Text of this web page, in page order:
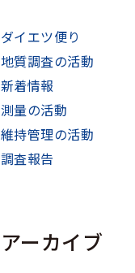
ダイエツ便り
地質調査の活動
新着情報
測量の活動
維持管理の活動
調査報告
アーカイブ